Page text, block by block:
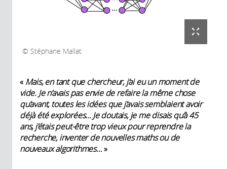
Stéphane Mallat
« Mais, en tant que chercheur, j’ai eu un moment de
vide. Je n’avais pas envie de refaire la même chose
qu’avant, toutes les idées que j’avais semblaient avoir
déjà été explorées… Je doutais, je me disais qu’à 45
ans, j’étais peut-être trop vieux pourreprendre la
recherche, inventer de nouvelles maths ou de
nouveaux algorithmes…»